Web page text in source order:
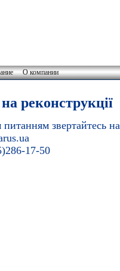
О компании
реконструкції
звертайтесь на
17-50